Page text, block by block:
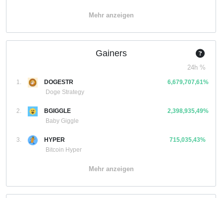
Mehr anzeigen
Gainers
24h %
1.
DOGESTR
Doge Strategy
6,679,707,61%
2.
BGIGGLE
Baby Giggle
2,398,935,49%
3.
HYPER
Bitcoin Hyper
715,035,43%
Mehr anzeigen